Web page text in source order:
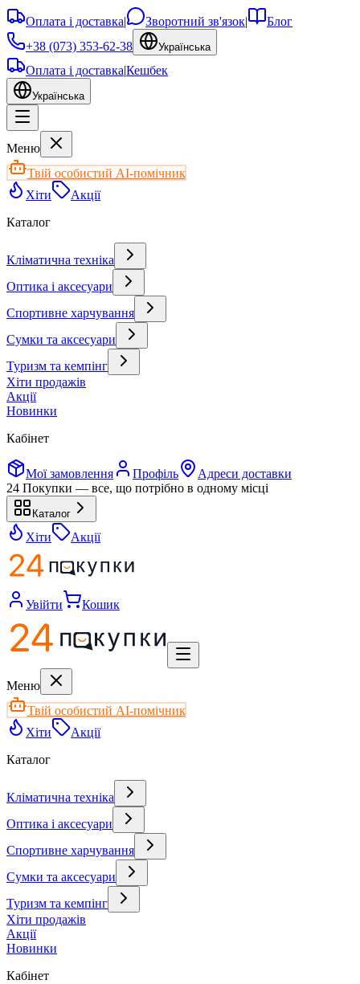
Оплата і доставка| Зворотний зв'язок|
Блог
+38 (073) 353-62-38
Українська
Оплата і доставка|Кешбек
Українська
Меню
Твій особистий AI-помічник
Хіти
Акції
Каталог
Кліматична техніка
Оптика і аксесуари
Спортивне харчування
Сумки та аксесуари
Туризм та кемпінг
Хіти продажів
Акції
Новинки
Кабінет
Мої замовлення Профіль
Адреси доставки
24 Покупки — все, що потрібно в одному місці
Каталог
Хіти Акції
Увійти Кошик
Меню
Твій особистий AI-помічник
Хіти
Акції
Каталог
Кліматична техніка
Оптика і аксесуари
Спортивне харчування
Сумки та аксесуари
Туризм та кемпінг
Хіти продажів
Акції
Новинки
Кабінет